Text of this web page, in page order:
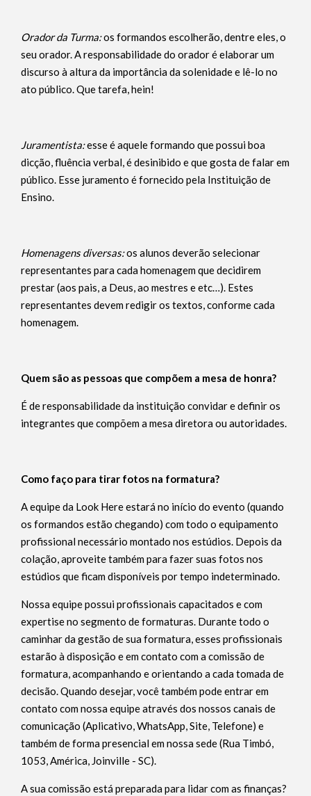
Orador da Turma:os formandos escolherão, dentre eles, o
seu orador. A responsabilidade do orador é elaborar um
discurso à altura da importância da solenidade e lê-lo no
ato público. Que tarefa, hein!
Juramentista:esse é aquele formando que possui boa
dicção, fluência verbal, é desinibido e que gosta de falar em
público. Esse juramento é fornecido pela Instituição de
Ensino.
Homenagens diversas:os alunos deverão selecionar
representantes para cada homenagem que decidirem
prestar (aos pais, a Deus, ao mestres e etc…). Estes
representantes devem redigir os textos, conforme cada
homenagem.
Quem são as pessoas que compõem a mesa de honra?
É de responsabilidade da instituição convidar e definir os
integrantes que compõem a mesa diretora ou autoridades.
Como faço para tirar fotos na formatura?
A equipe da Look Here estará no início do evento (quando
os formandos estão chegando) com todo o equipamento
profissional necessário montado nos estúdios. Depois da
colação, aproveite também para fazer suas fotos nos
estúdios que ficam disponíveis por tempo indeterminado.
Nossa equipe possui profissionais capacitados e com
expertise no segmento de formaturas. Durante todo o
caminhar da gestão de sua formatura, esses profissionais
estarão à disposição e em contato com a comissão de
formatura, acompanhando e orientando a cada tomada de
decisão. Quando desejar, você também pode entrar em
contato com nossa equipe através dos nossos canais de
comunicação (Aplicativo, WhatsApp, Site, Telefone) e
também de forma presencial em nossa sede (Rua Timbó,
1053, América, Joinville - SC).
A sua comissão está preparada para lidar com as finanças?